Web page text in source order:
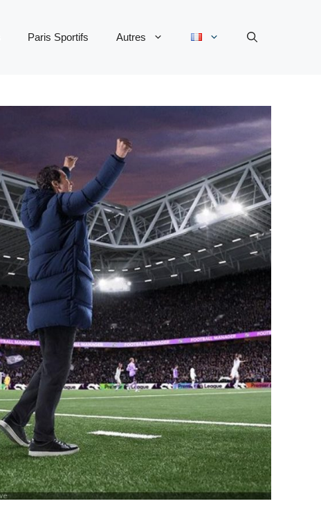
Paris Sportifs Autres